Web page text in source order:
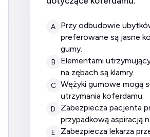
A
przy odbudowie ubytków
preferowane są jasne
gumy.
B
elementami utrzymującymi gumę
na zębach są klamry.
C wężyki gumowe mogą służyć do
utrzymania koferdamu.
D
zabezpiecza pacjenta przed
przypadkową aspiracją
E
zabezpiecza lekarza przed